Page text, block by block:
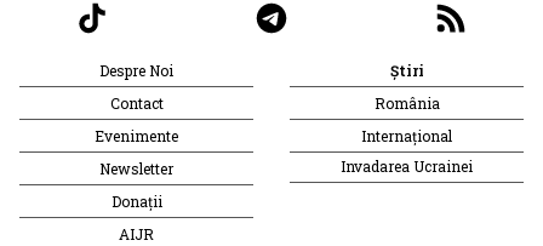
Despre Noi
Contact
Evenimente
Newsletter
Donații
AIJR
Știri
România
Internațional
Invadarea Ucrainei